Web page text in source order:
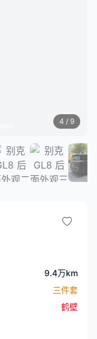
4 / 9
9.4万km
三件套
鹤壁